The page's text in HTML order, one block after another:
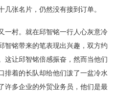
张名片，仍然没有接到订单。
一村。就在邱智铭一行人心灰意冷
智铭带来的笔表现出兴趣，双方约
这让邱智铭倍感振奋，然而当他们
排着的长队却给他们泼了一盆冷水
多企业的外贸业务员，他们是最